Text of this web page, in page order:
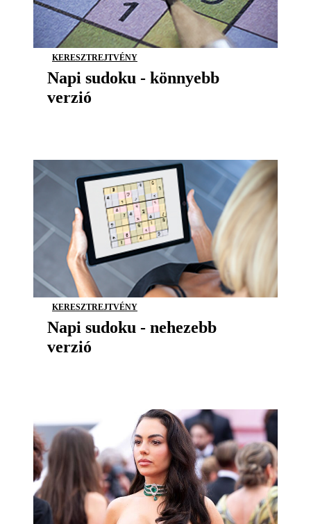
KERESZTREJTVÉNY
Napi sudoku - könnyebb
verzió
KERESZTREJTVÉNY
Napi sudoku - nehezebb
verzió